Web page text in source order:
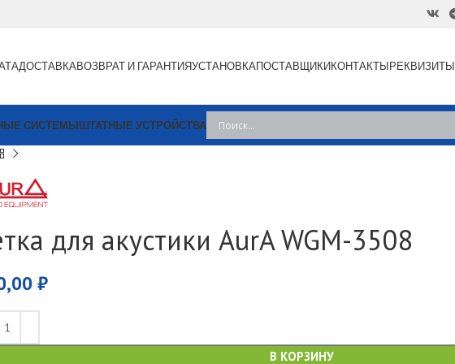
ДОСТАВКАВОЗВРАТ И ГАРАНТИЯУСТАНОВКАПОСТАВЩИКИКОНТАКТЫРЕКВИЗИТЫ
СИСТЕМЫШТАТНЫЕ УСТРОЙСТВА
для акустики AurA WGM-3508
₽
В КОРЗИНУ